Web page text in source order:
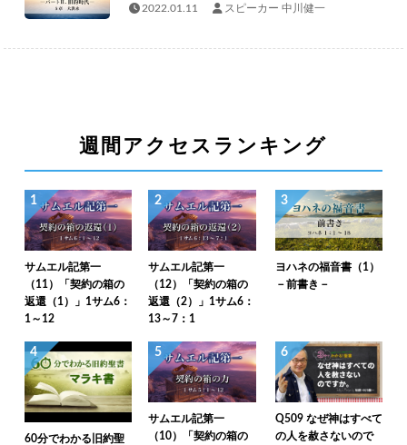
2022.01.11 スピーカー 中川健一
週間アクセスランキング
1
サムエル記第一
（11）「契約の箱の
返還（1）」1サム6：
1～12
2
サムエル記第一
（12）「契約の箱の
返還（2）」1サム6：
13～7：1
3
ヨハネの福音書（1）
－前書き－
4
60分でわかる旧約聖
5
サムエル記第一
（10）「契約の箱の
6
Q509 なぜ神はすべて
の人を赦さないので